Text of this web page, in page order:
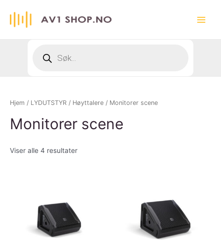
search
Hjem / LYDUTSTYR / Høyttalere / Monitorer scene
Monitorer scene
Viser alle 4 resultater